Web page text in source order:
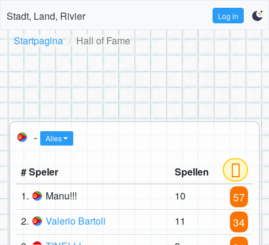
Stadt, Land, Rivier Log in
Startpagina Hall of Fame
- Alles
# Speler
Spellen
1.
Manu!!! 10 57
2. Valerio Bartoli 11 34